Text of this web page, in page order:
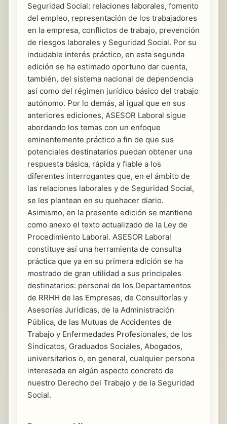
Seguridad Social: relaciones laborales, fomento
del empleo, representación de los trabajadores
en la empresa, conflictos de trabajo, prevención
de riesgos laborales y Seguridad Social. Por su
indudable interés práctico, en esta segunda
edición se ha estimado oportuno dar cuenta,
también, del sistema nacional de dependencia
así como del régimen jurídico básico del trabajo
autónomo. Por lo demás, al igual que en sus
anteriores ediciones, ASESOR Laboral sigue
abordando los temas con un enfoque
eminentemente práctico a fin de que sus
potenciales destinatarios puedan obtener una
respuesta básica, rápida y fiable a los
diferentes interrogantes que, en el ámbito de
las relaciones laborales y de Seguridad Social,
se les plantean en su quehacer diario.
Asimismo, en la presente edición se mantiene
como anexo el texto actualizado de la Ley de
Procedimiento Laboral. ASESOR Laboral
constituye así una herramienta de consulta
práctica que ya en su primera edición se ha
mostrado de gran utilidad a sus principales
destinatarios: personal de los Departamentos
de RRHH de las Empresas, de Consultorías y
Asesorías Jurídicas, de la Administración
Pública, de las Mutuas de Accidentes de
Trabajo y Enfermedades Profesionales, de los
Sindicatos, Graduados Sociales, Abogados,
universitarios o, en general, cualquier persona
interesada en algún aspecto concreto de
nuestro Derecho del Trabajo y de la Seguridad
Social.